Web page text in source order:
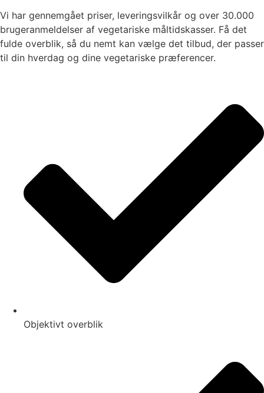
Vi har gennemgået priser, leveringsvilkår og over 30.000
brugeranmeldelser af vegetariske måltidskasser. Få det
fulde overblik, så du nemt kan vælge det tilbud, der passer
til din hverdag og dine vegetariske præferencer.
Objektivt overblik